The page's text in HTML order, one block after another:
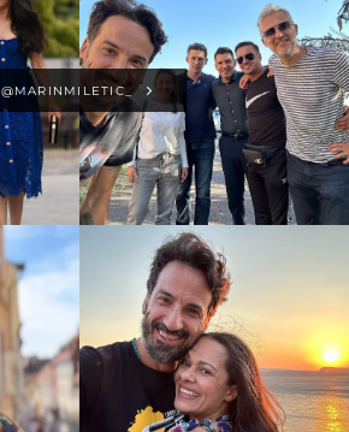
@MARINMILETIC_